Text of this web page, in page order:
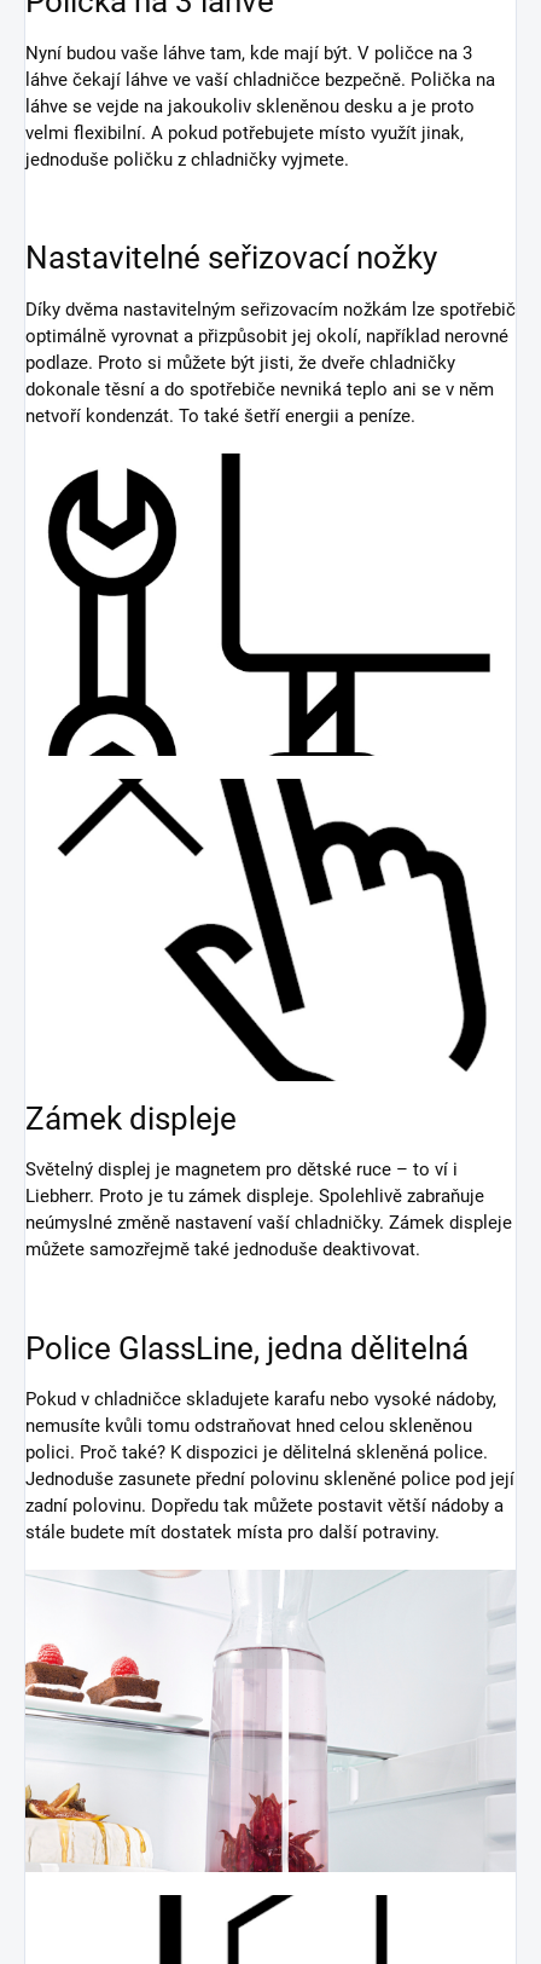
Nyní budou vaše láhve tam, kde mají být. V poličce na 3
láhve čekají láhve ve vaší chladničce bezpečně. Polička na
láhve se vejde na jakoukoliv skleněnou desku a je proto
velmi flexibilní. A pokud potřebujete místo využít jinak,
jednoduše poličku z chladničky vyjmete.
Nastavitelné seřizovací nožky
Díky dvěma nastavitelným seřizovacím nožkám lze spotřebič
optimálně vyrovnat a přizpůsobit jej okolí, například nerovné
podlaze. Proto si můžete být jisti, že dveře chladničky
dokonale těsní a do spotřebiče nevniká teplo ani se v něm
netvoří kondenzát. To také šetří energii a peníze.
Zámek displeje
Světelný displej je magnetem pro dětské ruce – to ví i
Liebherr. Proto je tu zámek displeje. Spolehlivě zabraňuje
neúmyslné změně nastavení vaší chladničky. Zámek displeje
můžete samozřejmě také jednoduše deaktivovat.
Police GlassLine, jedna dělitelná
Pokud v chladničce skladujete karafu nebo vysoké nádoby,
nemusíte kvůli tomu odstraňovat hned celou skleněnou
polici. Proč také? K dispozici je dělitelná skleněná police.
Jednoduše zasunete přední polovinu skleněné police pod její
zadní polovinu. Dopředu tak můžete postavit větší nádoby a
stále budete mít dostatek místa pro další potraviny.